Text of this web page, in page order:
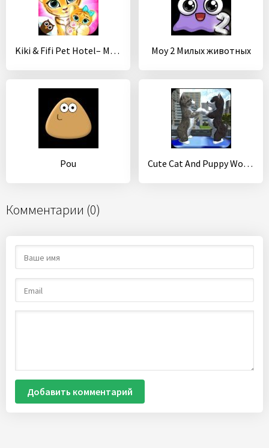
Kiki & Fifi Pet Hotel– My Virtual Animal House Moy 2 Милых животных
Pou Cute Cat And Puppy World
Комментарии (0)
Добавить комментарий